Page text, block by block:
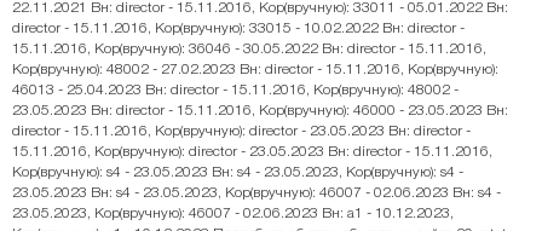
22.11.2021 Вн: director - 15.11.2016, Кор(вручную): 33011 - 05.01.2022 Вн:
director - 15.11.2016, Кор(вручную): 33015 - 10.02.2022 Вн: director -
15.11.2016, Кор(вручную): 36046 - 30.05.2022 Вн: director - 15.11.2016,
Кор(вручную): 48002 - 27.02.2023 Вн: director - 15.11.2016, Кор(вручную):
46013 - 25.04.2023 Вн: director - 15.11.2016, Кор(вручную): 48002 -
23.05.2023 Вн: director - 15.11.2016, Кор(вручную): 46000 - 23.05.2023 Вн:
director - 15.11.2016, Кор(вручную): director - 23.05.2023 Вн: director -
15.11.2016, Кор(вручную): director - 23.05.2023 Вн: director - 15.11.2016,
Кор(вручную): s4 - 23.05.2023 Вн: s4 - 23.05.2023, Кор(вручную): s4 -
23.05.2023 Вн: s4 - 23.05.2023, Кор(вручную): 46007 - 02.06.2023 Вн: s4 -
23.05.2023, Кор(вручную): 46007 - 02.06.2023 Вн: a1 - 10.12.2023,